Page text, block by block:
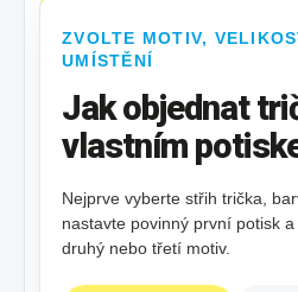
ZVOLTE MOTIV,
UMÍSTĚNÍ
Jak objednat
vlastním
Nejprve vyberte střih trička,
nastavte povinný první potisk
druhý nebo třetí motiv.